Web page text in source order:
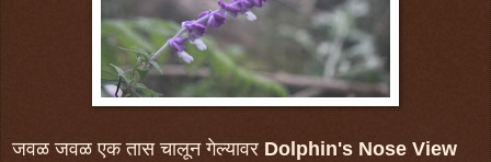
जवळ जवळ एक तास चालून गेल्यावर Dolphin's Nose View